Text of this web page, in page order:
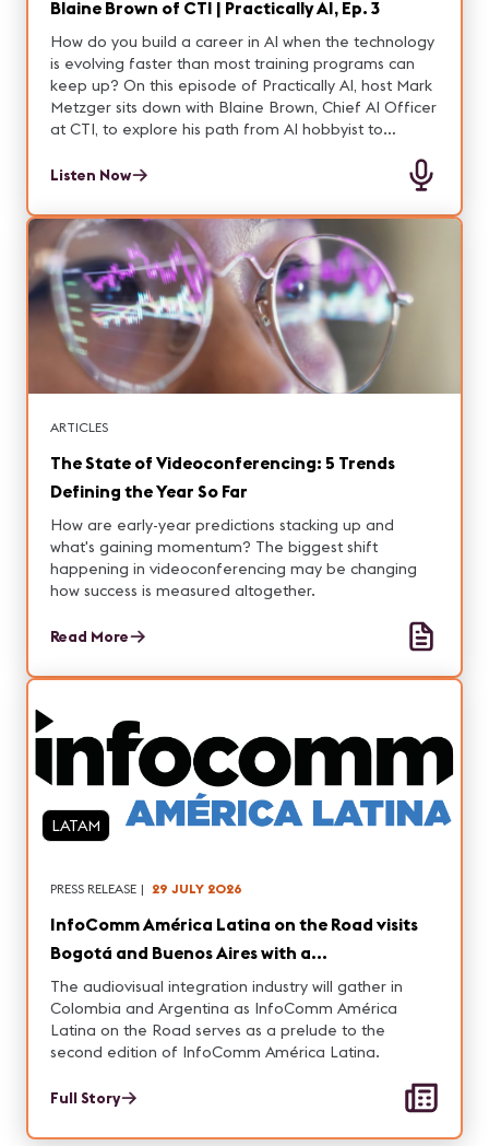
está acontecendo no campo, o que funcionou, o que
não funcionou e por quê. Voltada a integradores,
consultores, fabricantes, tomadores de decisão e
usuários finais, esta sessão oferece uma visão
prática, próxima e realista sobre o futuro da
profissão AV, estimulando reflexão, troca de ideias e
acessível.
Blaine Brown of CTI | Practically AI, Ep. 3
How do you build a career in AI when the technology
is evolving faster than most training programs can
keep up? On this episode of Practically AI, host Mark
Metzger sits down with Blaine Brown, Chief AI Officer
at CTI, to explore his path from AI hobbyist to
Listen Now
ARTICLES
The State of Videoconferencing: 5 Trends
Defining the Year So Far
How are early-year predictions stacking up and
what's gaining momentum? The biggest shift
happening in videoconferencing may be changing
how success is measured altogether.
Read More
LATAM
PRESS RELEASE | 29 JULY 2026
InfoComm América Latina on the Road visits
Bogotá and Buenos Aires with a
Comprehensive Conference Program and
Networking opportunities
The audiovisual integration industry will gather in
Colombia and Argentina as InfoComm América
Latina on the Road serves as a prelude to the
second edition of InfoComm América Latina.
Full Story